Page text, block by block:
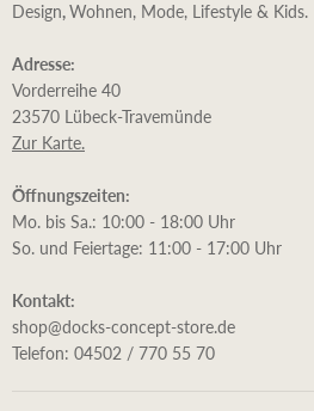
Design,Wohnen, Mode, Lifestyle & Kids.
Adresse:
Vorderreihe 40
23570 Lübeck-Travemünde
Zur Karte.
Öffnungszeiten:
Mo. bis Sa.: 10:00 - 18:00 Uhr
So. und Feiertage: 11:00 - 17:00 Uhr
Kontakt:
shop@docks-concept-store.de
Telefon: 04502 / 770 55 70